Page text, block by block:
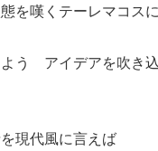
を嘆くテーレマコスに
う アイデアを吹き
現代風に言えば